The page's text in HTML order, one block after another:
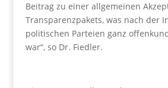
Beitrag zu einer allgemeinen
Transparenzpakets, was nach der
politischen Parteien ganz
war“, so Dr. Fiedler.